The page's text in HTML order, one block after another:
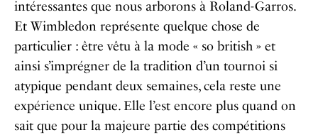
intéressantes que nous arborons à Roland-Garros.
Et Wimbledon représente quelque chose de
particulier : être vêtu à la mode « so british » et
ainsi s’imprégner de la tradition d’un tournoi si
atypique pendant deux semaines, cela reste une
expérience unique. Elle l’est encore plus quand on
sait que pour la majeure partie des compétitions